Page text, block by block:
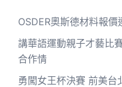
OSDER奧斯德材料報價
講華語運動親子才藝比
合作情
勇闖女王杯決賽 前美台